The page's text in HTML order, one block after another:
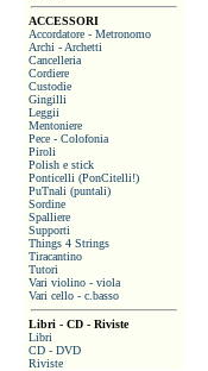
ACCESSORI
Accordatore - Metronomo
Archi - Archetti
Cancelleria
Cordiere
Custodie
Gingilli
Leggii
Mentoniere
Pece - Colofonia
Piroli
Polish e stick
Ponticelli (PonCitelli!)
PuTnali (puntali)
Sordine
Spalliere
Supporti
Things 4 Strings
Tiracantino
Tutori
Vari violino - viola
Vari cello - c.basso
Libri - CD - Riviste
Libri
CD - DVD
Riviste